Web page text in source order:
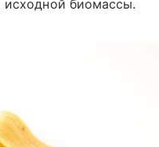
исходной биомассы.